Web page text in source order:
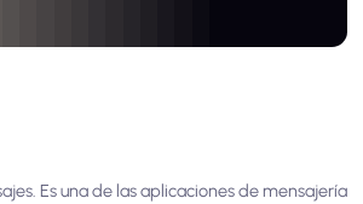
Es una de las aplicaciones de mensajería